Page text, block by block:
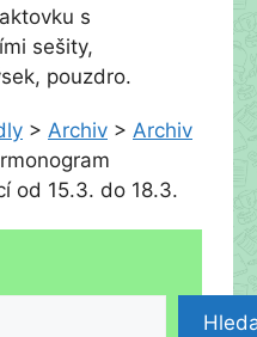
s
sešity,
pouzdro.
> Archiv > Archiv
od 15.3. do 18.3.